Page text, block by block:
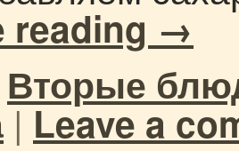
reading →
Вторые
|Leave a